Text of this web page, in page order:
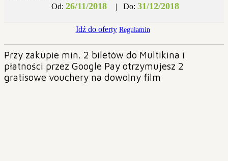
Od: 26/11/2018 | Do: 31/12/2018
Idź do oferty Regulamin
Przy zakupie min. 2 biletów do Multikina i
płatności przez Google Pay otrzymujesz 2
gratisowe vouchery na dowolny film